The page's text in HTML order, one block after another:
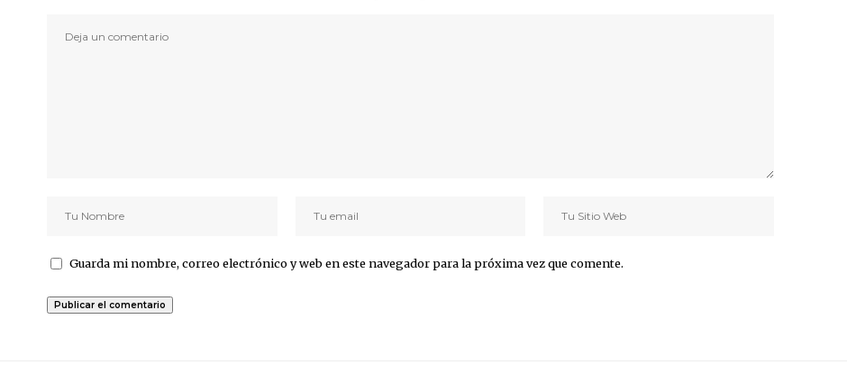
Guarda mi nombre, correo electrónico y web en este navegador para la próxima vez que comente.